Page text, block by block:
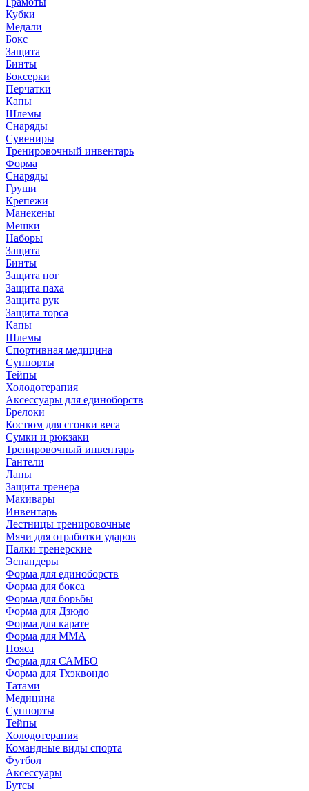
Кубки
Медали
Бокс
Защита
Бинты
Боксерки
Перчатки
Капы
Шлемы
Снаряды
Сувениры
Тренировочный инвентарь
Форма
Снаряды
Груши
Крепежи
Манекены
Мешки
Наборы
Защита
Бинты
Защита ног
Защита паха
Защита рук
Защита торса
Капы
Шлемы
Спортивная медицина
Суппорты
Тейпы
Холодотерапия
Аксессуары для единоборств
Брелоки
Костюм для сгонки веса
Сумки и рюкзаки
Тренировочный инвентарь
Гантели
Лапы
Защита тренера
Макивары
Инвентарь
Лестницы тренировочные
Мячи для отработки ударов
Палки тренерские
Эспандеры
Форма для единоборств
Форма для бокса
Форма для борьбы
Форма для Дзюдо
Форма для карате
Форма для MMA
Пояса
Форма для САМБО
Форма для Тхэквондо
Татами
Медицина
Суппорты
Тейпы
Холодотерапия
Командные виды спорта
Футбол
Аксессуары
Бутсы